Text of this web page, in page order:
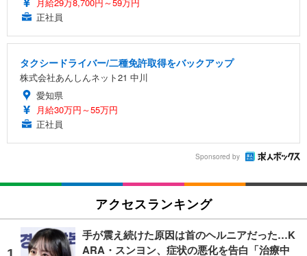
正社員
タクシードライバー/二種免許取得をバックアップ
株式会社あんしんネット21 中川
愛知県
月給30万円～55万円
正社員
Sponsored by
アクセスランキング
手が震え続けた原因は首のヘルニアだった…K
ARA・スンヨン、症状の悪化を告白「治療中